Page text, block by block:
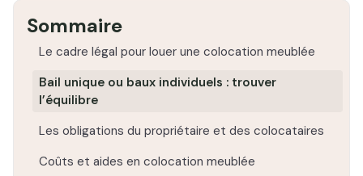
Sommaire
Le cadre légal pour louer une colocation meublée
Bail unique ou baux individuels : trouver
l’équilibre
Les obligations du propriétaire et des colocataires
Coûts et aides en colocation meublée